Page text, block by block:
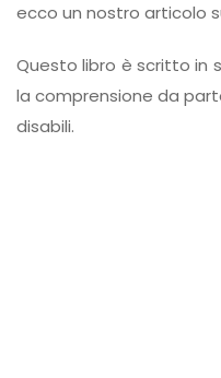
ecco un nostro articolo
Questo libro è scritto in
la comprensione da
disabili.